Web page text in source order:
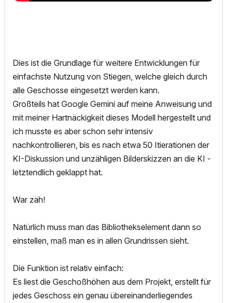
Dies ist die Grundlage für weitere Entwicklungen für
einfachste Nutzung von Stiegen, welche gleich durch
alle Geschosse eingesetzt werden kann.
Großteils hat Google Gemini auf meine Anweisung und
mit meiner Hartnäckigkeit dieses Modell hergestellt und
ich musste es aber schon sehr intensiv
nachkontrollieren, bis es nach etwa 50 Itierationen der
KI-Diskussion und unzähligen Bilderskizzen an die KI -
letztendlich geklappt hat.
War zäh!
Natürlich muss man das Bibliothekselement dann so
einstellen, maß man es in allen Grundrissen sieht.
Die Funktion ist relativ einfach:
Es liest die Geschoßhöhen aus dem Projekt, erstellt für
jedes Geschoss ein genau übereinanderliegendes